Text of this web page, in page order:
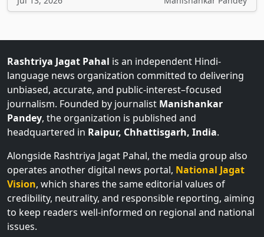
Rashtriya Jagat Pahal is an independent Hindi-
language news organization committed to delivering
unbiased, accurate, and public-interest–focused
journalism. Founded by journalist Manishankar
Pandey, the organization is published and
headquartered in Raipur, Chhattisgarh, India.
Alongside Rashtriya Jagat Pahal, the media group also
operates another digital news portal, National Jagat
Vision, which shares the same editorial values of
credibility, neutrality, and responsible reporting, aiming
to keep readers well-informed on regional and national
issues.